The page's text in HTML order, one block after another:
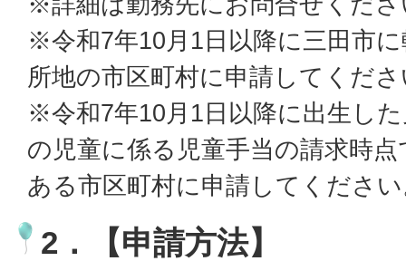
※令和7年10月1日以降に三田市
所地の市区町村に申請してくだ
※令和7年10月1日以降に出生し
の児童に係る児童手当の請求時
ある市区町村に申請してくださ
2．【申請方法】